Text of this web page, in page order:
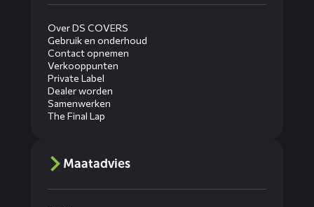
Over DS COVERS
Gebruik en onderhoud
Contact opnemen
Verkooppunten
Private Label
Dealer worden
Samenwerken
The Final Lap
Maatadvies